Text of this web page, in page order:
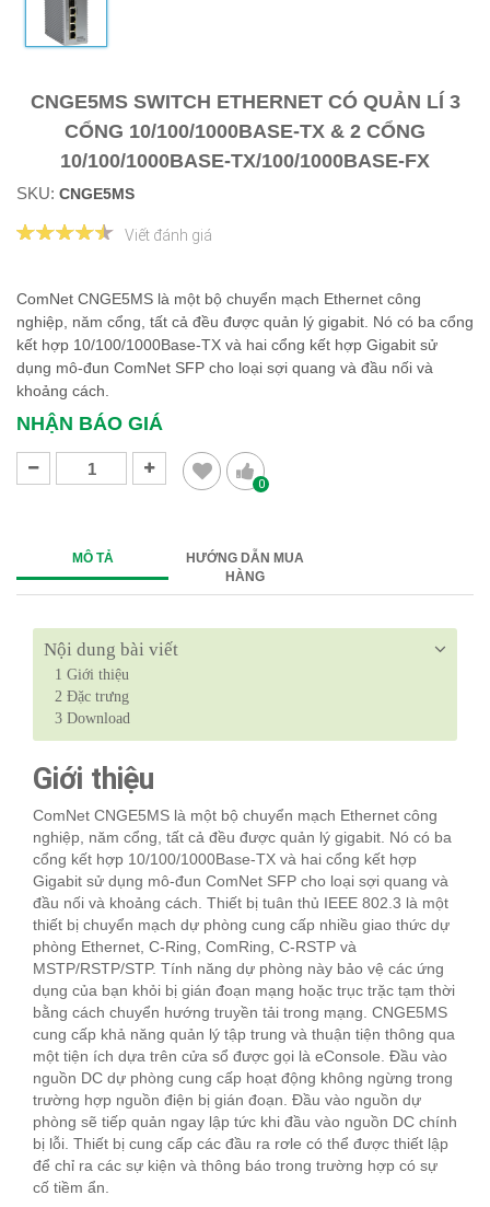
CNGE5MS SWITCH ETHERNET CÓ QUẢN LÍ 3
CỔNG 10/100/1000BASE-TX & 2 CỔNG
10/100/1000BASE-TX/100/1000BASE-FX
SKU: CNGE5MS
Viết đánh giá
ComNet CNGE5MS là một bộ chuyển mạch Ethernet công
nghiệp, năm cổng, tất cả đều được quản lý gigabit. Nó có ba cổng
kết hợp 10/100/1000Base-TX và hai cổng kết hợp Gigabit sử
dụng mô-đun ComNet SFP cho loại sợi quang và đầu nối và
khoảng cách.
NHẬN BÁO GIÁ
0
MÔ TẢ
HƯỚNG DẪN MUA
HÀNG
Nội dung bài viết
1 Giới thiệu
2 Đặc trưng
3 Download
Giới thiệu
ComNet CNGE5MS là một bộ chuyển mạch Ethernet công
nghiệp, năm cổng, tất cả đều được quản lý gigabit. Nó có ba
cổng kết hợp 10/100/1000Base-TX và hai cổng kết hợp
Gigabit sử dụng mô-đun ComNet SFP cho loại sợi quang và
đầu nối và khoảng cách. Thiết bị tuân thủ IEEE 802.3 là một
thiết bị chuyển mạch dự phòng cung cấp nhiều giao thức dự
phòng Ethernet, C-Ring, ComRing, C-RSTP và
MSTP/RSTP/STP. Tính năng dự phòng này bảo vệ các ứng
dụng của bạn khỏi bị gián đoạn mạng hoặc trục trặc tạm thời
bằng cách chuyển hướng truyền tải trong mạng. CNGE5MS
cung cấp khả năng quản lý tập trung và thuận tiện thông qua
một tiện ích dựa trên cửa sổ được gọi là eConsole. Đầu vào
nguồn DC dự phòng cung cấp hoạt động không ngừng trong
trường hợp nguồn điện bị gián đoạn. Đầu vào nguồn dự
phòng sẽ tiếp quản ngay lập tức khi đầu vào nguồn DC chính
bị lỗi. Thiết bị cung cấp các đầu ra rơle có thể được thiết lập
để chỉ ra các sự kiện và thông báo trong trường hợp có sự
cố tiềm ẩn.